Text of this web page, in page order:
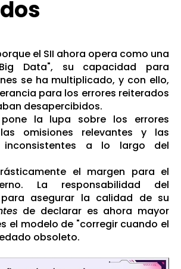
el SII ahora opera como una
Data", su capacidad para
se ha multiplicado, y con ello,
para los errores reiterados
desapercibidos.
la lupa sobre los errores
omisiones relevantes y las
inconsistentes a lo largo del
el margen para el
La responsabilidad del
asegurar la calidad de su
de declarar es ahora mayor
el modelo de "corregir cuando el
obsoleto.